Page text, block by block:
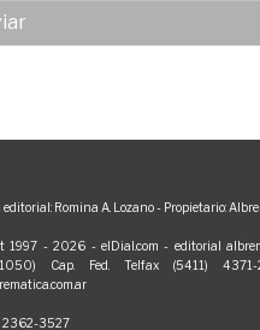
Romina A. Lozano - Propietario:
1997 - 2026 - elDial.com - editorial
Cap. Fed. Telfax (5411)
2362-3527